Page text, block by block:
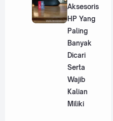
Aksesoris
HP Yang
Paling
Banyak
Dicari
Serta
Wajib
Kalian
Miliki